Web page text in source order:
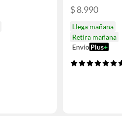
$ 8.990
Llega mañana
Retira mañana
Envío Plus+